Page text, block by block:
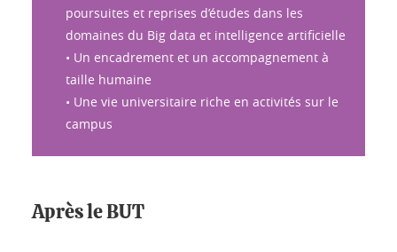
poursuites et reprises d’études dans les
domaines du Big data et intelligence artificielle
• Un encadrement et un accompagnement à
taille humaine
• Une vie universitaire riche en activités sur le
campus
Après le BUT